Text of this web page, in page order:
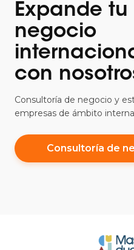
Expande tu
negocio
con
Consultoría de negocio y
empresas de ámbito
Consultoría de